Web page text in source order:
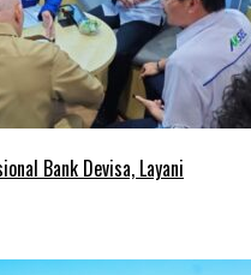
Bank Devisa, Layani